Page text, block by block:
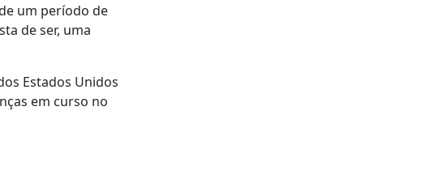
um período de
de ser, uma
Estados Unidos
em curso no